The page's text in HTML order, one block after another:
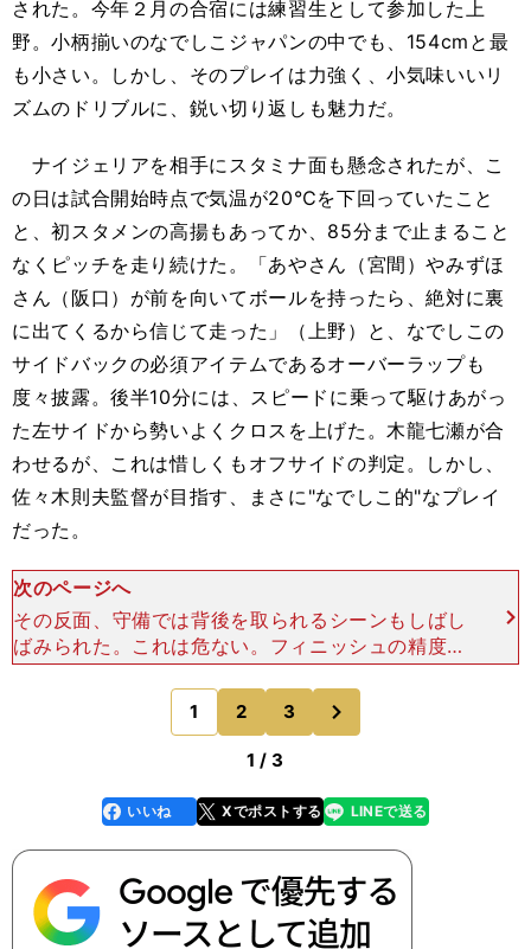
された。今年２月の合宿には練習生として参加した上
野。小柄揃いのなでしこジャパンの中でも、154cmと最
も小さい。しかし、そのプレイは力強く、小気味いいリ
ズムのドリブルに、鋭い切り返しも魅力だ。
ナイジェリアを相手にスタミナ面も懸念されたが、こ
の日は試合開始時点で気温が20℃を下回っていたこと
と、初スタメンの高揚もあってか、85分まで止まること
なくピッチを走り続けた。「あやさん（宮間）やみずほ
さん（阪口）が前を向いてボールを持ったら、絶対に裏
に出てくるから信じて走った」（上野）と、なでしこの
サイドバックの必須アイテムであるオーバーラップも
度々披露。後半10分には、スピードに乗って駆けあがっ
た左サイドから勢いよくクロスを上げた。木龍七瀬が合
わせるが、これは惜しくもオフサイドの判定。しかし、
佐々木則夫監督が目指す、まさに"なでしこ的"なプレイ
だった。
次のページへ
その反面、守備では背後を取られるシーンもしばし
ばみられた。これは危ない。フィニッシュの精度に
欠けていたナイジェリアが相手だったから大事には
至らなかったが、これがドイツ、アメリカ、フラン
スあたりならばも
1 2 3
1 / 3
faceboo
k
いいね Xでポストする
line LINEで送る